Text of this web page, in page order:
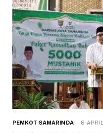
PEMKOT SAMARINDA 8